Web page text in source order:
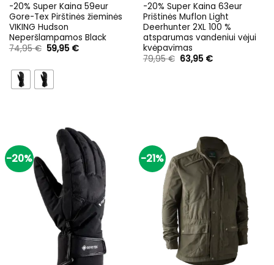
-20% Super Kaina 59eur
Gore-Tex Pirštinės žieminės
VIKING Hudson
Neperšlampamos Black
74,95€ Original
price
74,95 €.
59,95 €Current
-20% Super Kaina 63eur
Prištinės Muflon Light
Deerhunter 2XL 100 %
atsparumas vandeniui vėjui
kvėpavimas
79,95€ Original
price
63,95 €Current
-20% -21%